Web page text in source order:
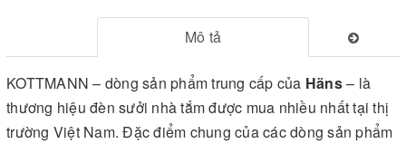
Mô tả
KOTTMANN – dòng sản phẩm trung cấp của Häns– là
thương hiệu đèn sưởi nhà tắm được mua nhiều nhất tại thị
trường Việt Nam. Đặc điểm chung của các dòng sản phẩm